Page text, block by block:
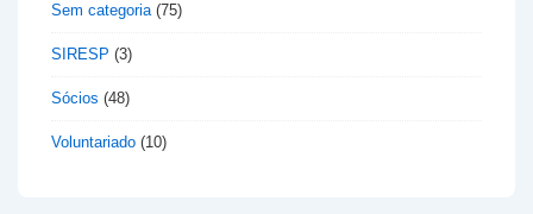
Sem categoria(75)
SIRESP (3)
Sócios (48)
Voluntariado (10)